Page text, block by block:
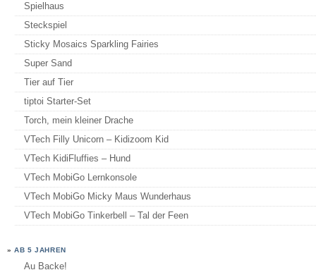
Spielhaus
Steckspiel
Sticky Mosaics Sparkling Fairies
Super Sand
Tier auf Tier
tiptoi Starter-Set
Torch, mein kleiner Drache
VTech Filly Unicorn – Kidizoom Kid
VTech KidiFluffies – Hund
VTech MobiGo Lernkonsole
VTech MobiGo Micky Maus Wunderhaus
VTech MobiGo Tinkerbell – Tal der Feen
»AB 5 JAHREN
Au Backe!